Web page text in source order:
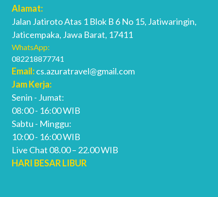
Alamat:
Jalan Jatiroto Atas 1 Blok B 6 No 15, Jatiwaringin,
Jaticempaka, Jawa Barat, 17411
WhatsApp:
082218877741
Email:cs.azuratravel@gmail.com
Jam Kerja:
Senin - Jumat:
08:00 - 16:00 WIB
Sabtu - Minggu:
10:00 - 16:00 WIB
Live Chat 08.00 – 22.00 WIB
HARI BESAR LIBUR